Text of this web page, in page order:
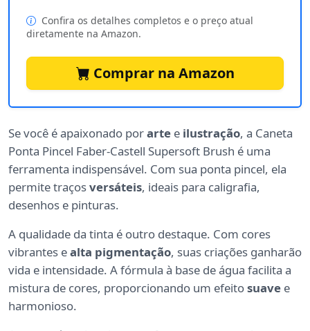
Confira os detalhes completos e o preço atual
diretamente na Amazon.
Comprar na Amazon
Se você é apaixonado porarte e ilustração, a Caneta
Ponta Pincel Faber-Castell Supersoft Brush é uma
ferramenta indispensável. Com sua ponta pincel, ela
permite traçosversáteis, ideais para caligrafia,
desenhos e pinturas.
A qualidade da tinta é outro destaque. Com cores
vibrantes ealta pigmentação, suas criações ganharão
vida e intensidade. A fórmula à base de água facilita a
mistura de cores, proporcionando um efeitosuave e
harmonioso.